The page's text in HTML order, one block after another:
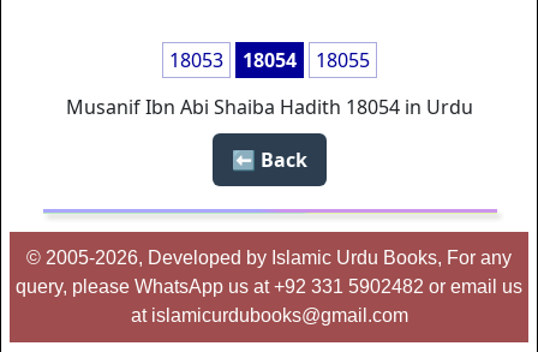
18053 18054
18055
Musanif Ibn Abi Shaiba Hadith 18054 in Urdu
Back ⬅️
© 2005-2026, Developed by Islamic Urdu Books, For any
query, please WhatsApp us at +92 331 5902482 or email us
at islamicurdubooks@gmail.com